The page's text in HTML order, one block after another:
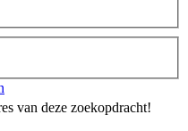
van deze zoekopdracht!